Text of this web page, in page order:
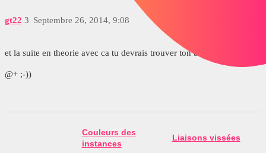
gt22 Septembre 26, 2014, 9:08
3
et la suite en theorie avec ca tu devrais trouver ton bonheur
@+ ;-))
Couleurs des
instances
Liaisons vissées